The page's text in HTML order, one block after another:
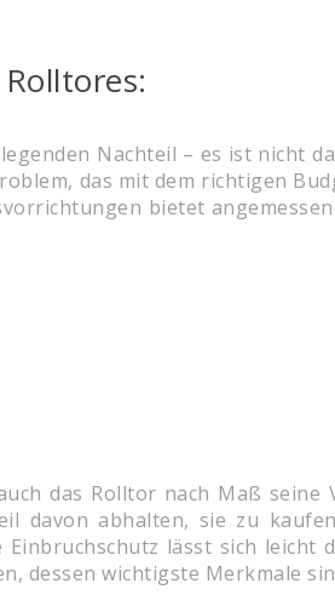
Nachteil – es ist nicht
das mit dem richtigen
bietet
das Rolltor nach Maß
davon abhalten, sie zu
lässt sich leicht
dessen wichtigste Merkmale